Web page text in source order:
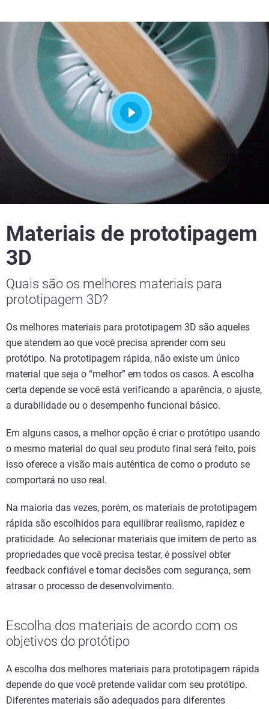
Materiais de prototipagem
3D
Quais são os melhores materiais para
prototipagem 3D?
Os melhores materiais para prototipagem 3D são aqueles
que atendem ao que você precisa aprender com seu
protótipo. Na prototipagem rápida, não existe um único
material que seja o “melhor” em todos os casos. A escolha
certa depende se você está verificando a aparência, o ajuste,
a durabilidade ou o desempenho funcional básico.
Em alguns casos, a melhor opção é criar o protótipo usando
o mesmo material do qual seu produto final será feito, pois
isso oferece a visão mais autêntica de como o produto se
comportará no uso real.
Na maioria das vezes, porém, os materiais de prototipagem
rápida são escolhidos para equilibrar realismo, rapidez e
praticidade. Ao selecionar materiais que imitem de perto as
propriedades que você precisa testar, é possível obter
feedback confiável e tomar decisões com segurança, sem
atrasar o processo de desenvolvimento.
Escolha dos materiais de acordo com os
objetivos do protótipo
A escolha dos melhores materiais para prototipagem rápida
depende do que você pretende validar com seu protótipo.
Diferentes materiais são adequados para diferentes